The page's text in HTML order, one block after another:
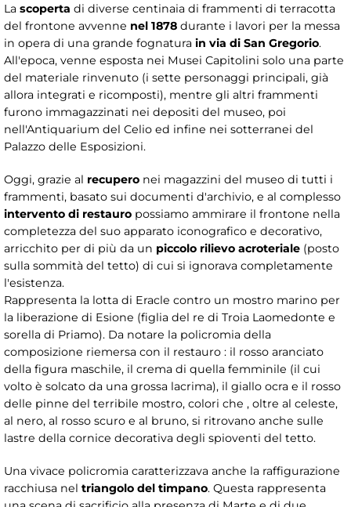
La scoperta di diverse centinaia di frammenti di terracotta
del frontone avvenne nel 1878 durante i lavori per la messa
in opera di una grande fognatura in via di San Gregorio.
All'epoca, venne esposta nei Musei Capitolini solo una parte
del materiale rinvenuto (i sette personaggi principali, già
allora integrati e ricomposti), mentre gli altri frammenti
furono immagazzinati nei depositi del museo, poi
nell'Antiquarium del Celio ed infine nei sotterranei del
Palazzo delle Esposizioni.
Oggi, grazie al recupero nei magazzini del museo di tutti i
frammenti, basato sui documenti d'archivio, e al complesso
intervento di restauro possiamo ammirare il frontone nella
completezza del suo apparato iconografico e decorativo,
arricchito per di più da un piccolo rilievo acroteriale (posto
sulla sommità del tetto) di cui si ignorava completamente
l'esistenza.
Rappresenta la lotta di Eracle contro un mostro marino per
la liberazione di Esione (figlia del re di Troia Laomedonte e
sorella di Priamo). Da notare la policromia della
composizione riemersa con il restauro : il rosso aranciato
della figura maschile, il crema di quella femminile (il cui
volto è solcato da una grossa lacrima), il giallo ocra e il rosso
delle pinne del terribile mostro, colori che , oltre al celeste,
al nero, al rosso scuro e al bruno, si ritrovano anche sulle
lastre della cornice decorativa degli spioventi del tetto.
Una vivace policromia caratterizzava anche la raffigurazione
racchiusa nel triangolo del timpano. Questa rappresenta